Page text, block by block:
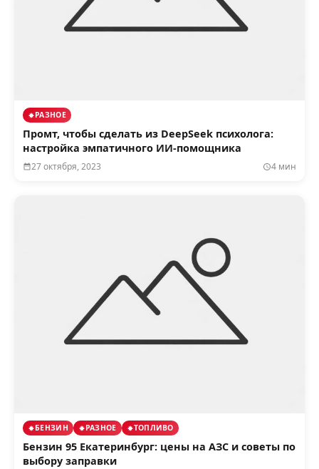
РАЗНОЕ
Промт, чтобы сделать из DeepSeek психолога:
настройка эмпатичного ИИ-помощника
27 октября, 2023 4 мин
БЕНЗИН РАЗНОЕ ТОПЛИВО
Бензин 95 Екатеринбург: цены на АЗС и советы по
выбору заправки